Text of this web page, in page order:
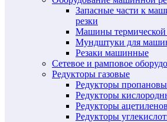
Запасные части к
резки
Машины термической
Мундштуки для
Резаки машинные
Сетевое и рамповое
Редукторы газовые
Редукторы
Редукторы
Редукторы
Редукторы